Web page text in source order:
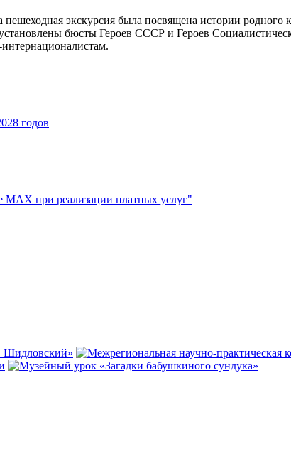
экскурсия была посвящена истории родного
бюсты Героев СССР и Героев
годов
при реализации платных услуг"